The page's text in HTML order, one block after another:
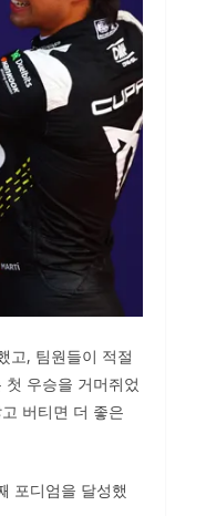
고, 팀원들이 적절
우승을 거머쥐었
버티면 더 좋은
포디엄을 달성했